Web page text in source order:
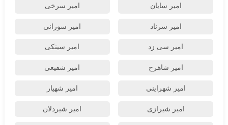
امیر سایان امیر سرخی
امیر سرناد امیر سورانی
امیر سی زد امیر سینکی
امیر شاهرخ امیر شفیعی
امیر شهراینی امیر شهیار
امیر شیرازی امیر شیردلان